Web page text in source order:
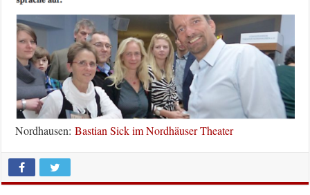
Nordhausen:Bastian Sick im Nordhäuser Theater